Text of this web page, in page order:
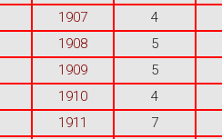
1907
4
1908
5
1909
5
1910
4
1911
7